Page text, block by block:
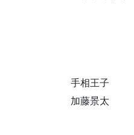
手相王子
加藤景太